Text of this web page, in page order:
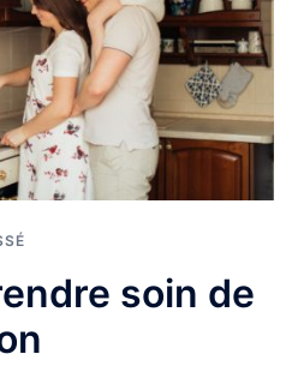
soin de